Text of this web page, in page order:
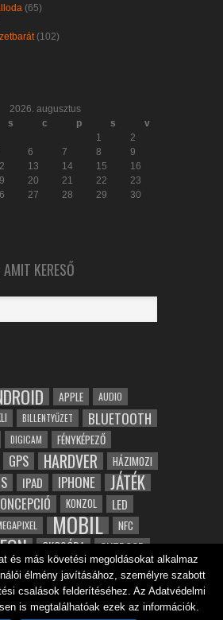
(65)
(102)
2026. augusztus
s c p s
v
1
2
6 7 8
9
13 14 15
16
20 21 22
23
27 28 29
30
KERESŐ
APPLE AUDIO
BILLENTYŰZET BLUETOOTH
DIGICAM FÉNYKÉPEZŐ
GPS HARDVER HÁZIMOZI
IPAD IPHONE JÁTÉK
KONZOL LED
MOBIL NFC
OKOSÓRA OUTDOOR
SPORT TABLET
VÍZÁLLÓ WIFI ZENE ZÖLD
ÓRA
és más követési megoldásokat alkalmaz
élmény javításához, személyre szabott
csalások felderítéséhez. Az Adatvédelmi
is megtalálhatóak ezek az információk.